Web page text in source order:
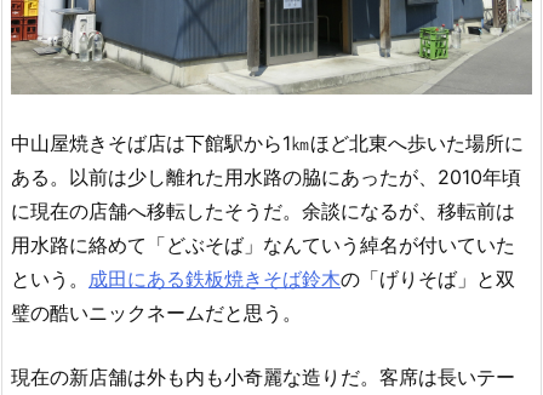
中山屋焼きそば店は下館駅から1㎞ほど北東へ歩いた場所に
ある。以前は少し離れた用水路の脇にあったが、2010年頃
に現在の店舗へ移転したそうだ。余談になるが、移転前は
用水路に絡めて「どぶそば」なんていう綽名が付いていた
という。 成田にある鉄板焼きそば鈴木の「げりそば」と双
璧の酷いニックネームだと思う。
現在の新店舗は外も内も小奇麗な造りだ。客席は長いテー